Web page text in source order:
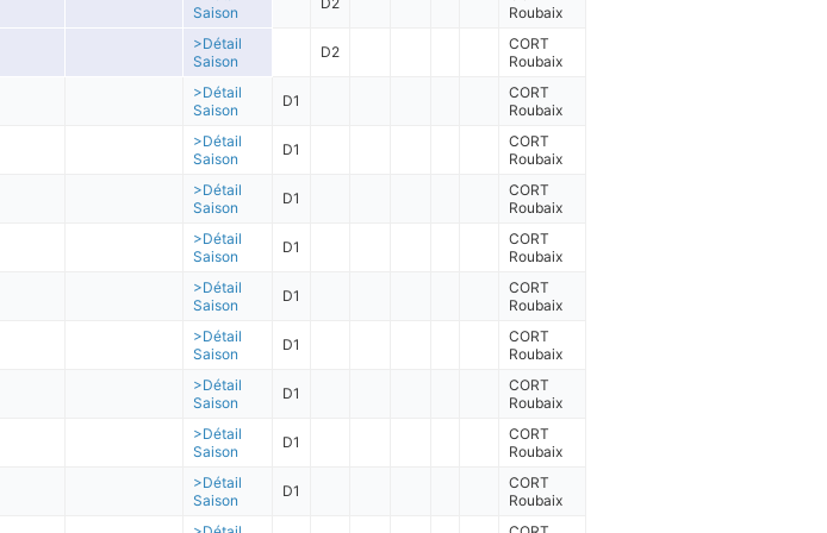
Saison
Roubaix
>Détail
Saison
D2
CORT
Roubaix
>Détail
Saison
D1
CORT
Roubaix
>Détail
Saison
D1
CORT
Roubaix
>Détail
Saison
D1
CORT
Roubaix
>Détail
Saison
D1
CORT
Roubaix
>Détail
Saison
D1
CORT
Roubaix
>Détail
Saison
D1
CORT
Roubaix
>Détail
Saison
D1
CORT
Roubaix
>Détail
Saison
D1
CORT
Roubaix
>Détail
Saison
D1
CORT
Roubaix